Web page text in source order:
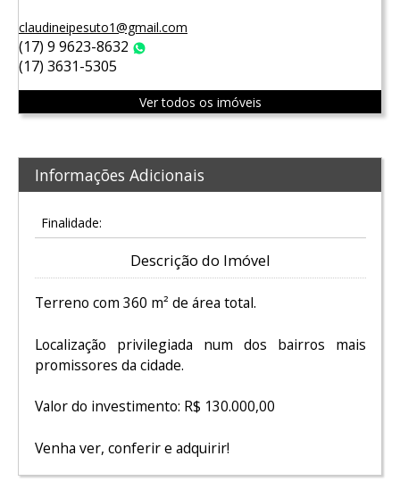
claudineipesuto1@gmail.com
(17) 9 9623-8632
(17) 3631-5305
Ver todos os imóveis
Informações Adicionais
Finalidade:
Descrição do Imóvel
Terreno com 360 m² de área total.
Localização privilegiada num dos bairros mais
promissores da cidade.
Valor do investimento: R$ 130.000,00
Venha ver, conferir e adquirir!